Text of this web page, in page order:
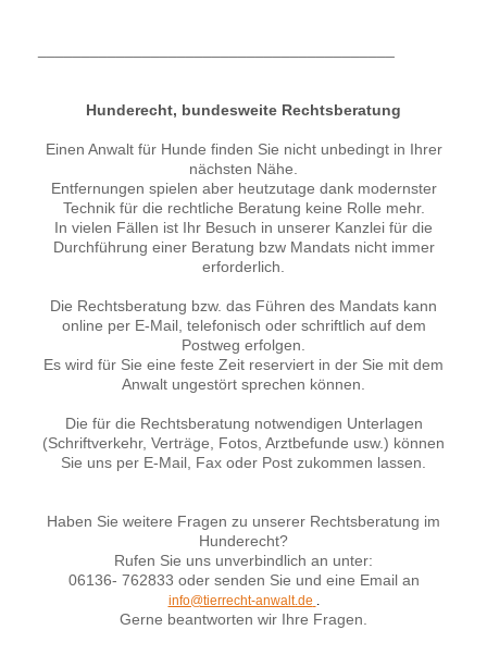
Hunderecht, bundesweite Rechtsberatung
Einen Anwalt für Hunde finden Sie nicht unbedingt in Ihrer
nächsten Nähe.
Entfernungen spielen aber heutzutage dank modernster
Technik für die rechtliche Beratung keine Rolle mehr.
In vielen Fällen ist Ihr Besuch in unserer Kanzlei für die
Durchführung einer Beratung bzw Mandats nicht immer
erforderlich.
Die Rechtsberatung bzw. das Führen des Mandats kann
online per E-Mail, telefonisch oder schriftlich auf dem
Postweg erfolgen.
Es wird für Sie eine feste Zeit reserviert in der Sie mit dem
Anwalt ungestört sprechen können.
Die für die Rechtsberatung notwendigen Unterlagen
(Schriftverkehr, Verträge, Fotos, Arztbefunde usw.) können
Sie uns per E-Mail, Fax oder Post zukommen lassen.
Haben Sie weitere Fragen zu unserer Rechtsberatung im
Hunderecht?
Rufen Sie uns unverbindlich an unter:
06136- 762833 oder senden Sie und eine Email an
info@tierrecht-anwalt.de .
Gerne beantworten wir Ihre Fragen.